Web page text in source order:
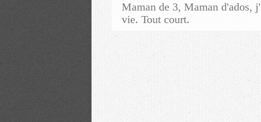
Maman de 3, Maman d'ados,
vie. Tout court.